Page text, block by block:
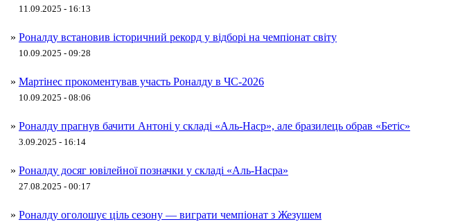
11.09.2025 - 16:13
» Роналду встановив історичний рекорд у відборі на чемпіонат світу
10.09.2025 - 09:28
» Мартінес прокоментував участь Роналду в ЧС-2026
10.09.2025 - 08:06
» Роналду прагнув бачити Антоні у складі «Аль-Наср», але бразилець обрав «Бетіс»
3.09.2025 - 16:14
» Роналду досяг ювілейної позначки у складі «Аль-Насра»
27.08.2025 - 00:17
» Роналду оголошує ціль сезону — виграти чемпіонат з Жезушем